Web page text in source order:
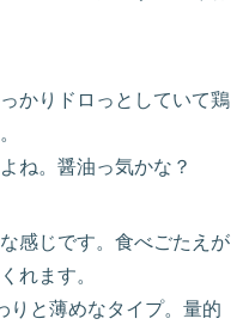
かりドロっとしていて鶏
ね。醤油っ気かな？
感じです。食べごたえが
れます。
りと薄めなタイプ。量的